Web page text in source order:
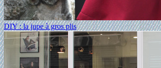
DIY : la jupe à gros plis